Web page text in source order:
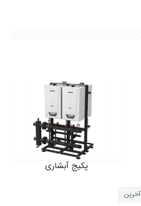
پکیج آبشاری
آخرین